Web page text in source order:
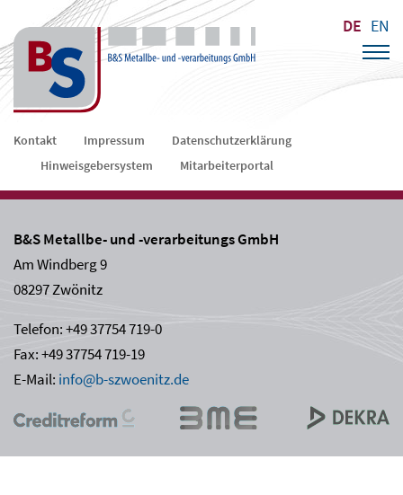
DE EN
Navigation
Kontakt Impressum
Datenschutzerklärung
Hinweisgebersystem
Mitarbeiterportal
B&S Metallbe- und -verarbeitungs GmbH
Am Windberg 9
08297 Zwönitz
Telefon: +49 37754 719-0
Fax: +49 37754 719-19
E-Mail: info@b-szwoenitz.de